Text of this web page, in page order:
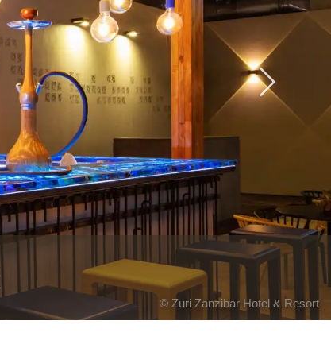
© Zuri Zanzibar Hotel & Resort
Next